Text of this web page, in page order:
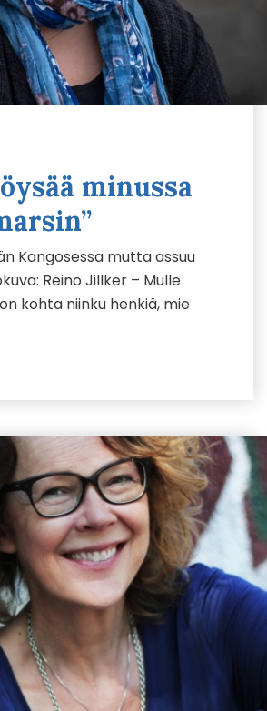
minussa
Kangosessa mutta assuu
Reino Jillker – Mulle
kohta niinku henkiä, mie